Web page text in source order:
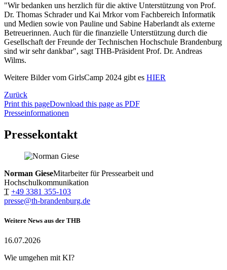
"Wir bedanken uns herzlich für die aktive Unterstützung von Prof.
Dr. Thomas Schrader und Kai Mrkor vom Fachbereich Informatik
und Medien sowie von Pauline und Sabine Haberlandt als externe
Betreuerinnen. Auch für die finanzielle Unterstützung durch die
Gesellschaft der Freunde der Technischen Hochschule Brandenburg
sind wir sehr dankbar", sagt THB-Präsident Prof. Dr. Andreas
Wilms.
Weitere Bilder vom GirlsCamp 2024 gibt es HIER
Zurück
Print this pageDownload this page as PDF
Presseinformationen
Pressekontakt
Norman GieseMitarbeiter für Pressearbeit und
Hochschulkommunikation
T +49 3381 355-103
presse@th-brandenburg.de
Weitere News aus der THB
16.07.2026
Wie umgehen mit KI?